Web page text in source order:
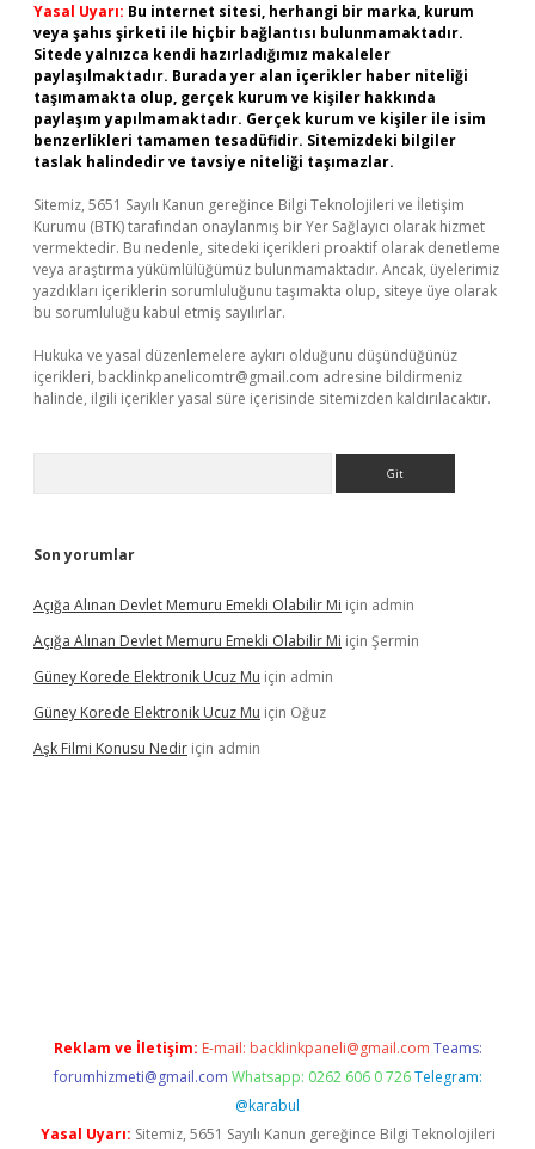
Yasal Uyarı: Bu internet sitesi, herhangi bir marka, kurum
veya şahıs şirketi ile hiçbir bağlantısı bulunmamaktadır.
Sitede yalnızca kendi hazırladığımız makaleler
paylaşılmaktadır. Burada yer alan içerikler haber niteliği
taşımamakta olup, gerçek kurum ve kişiler hakkında
paylaşım yapılmamaktadır. Gerçek kurum ve kişiler ile isim
benzerlikleri tamamen tesadüfidir. Sitemizdeki bilgiler
taslak halindedir ve tavsiye niteliği taşımazlar.
Sitemiz, 5651 Sayılı Kanun gereğince Bilgi Teknolojileri ve İletişim
Kurumu (BTK) tarafından onaylanmış bir Yer Sağlayıcı olarak hizmet
vermektedir. Bu nedenle, sitedeki içerikleri proaktif olarak denetleme
veya araştırma yükümlülüğümüz bulunmamaktadır. Ancak, üyelerimiz
yazdıkları içeriklerin sorumluluğunu taşımakta olup, siteye üye olarak
bu sorumluluğu kabul etmiş sayılırlar.
Hukuka ve yasal düzenlemelere aykırı olduğunu düşündüğünüz
içerikleri, backlinkpanelicomtr@gmail.com adresine bildirmeniz
halinde, ilgili içerikler yasal süre içerisinde sitemizden kaldırılacaktır.
Son yorumlar
Açığa Alınan Devlet Memuru Emekli Olabilir Mi için admin
Açığa Alınan Devlet Memuru Emekli Olabilir Mi için Şermin
Güney Korede Elektronik Ucuz Mu için admin
Güney Korede Elektronik Ucuz Mu için Oğuz
Aşk Filmi Konusu Nedir için admin
Reklam ve İletişim: E-mail: backlinkpaneli@gmail.com Teams:
forumhizmeti@gmail.com Whatsapp: 0262 606 0 726 Telegram:
@karabul
Yasal Uyarı: Sitemiz, 5651 Sayılı Kanun gereğince Bilgi Teknolojileri